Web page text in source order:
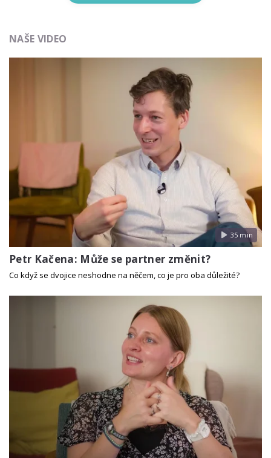
NAŠE VIDEO
35 min
Petr Kačena: Může se partner změnit?
Co když se dvojice neshodne na něčem, co je pro oba důležité?